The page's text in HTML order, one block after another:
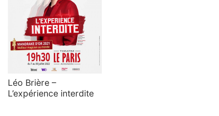
Léo Brière –
L’expérience interdite